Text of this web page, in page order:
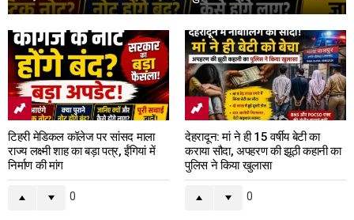
टिहरी मेडिकल कॉलेज पर सांसद माला
राज्य लक्ष्मी शाह का बड़ा पत्र, ईंगियां में
निर्माण की मांग
0
देहरादून: मां ने ही 15 वर्षीय बेटी का
कराया सौदा, अपहरण की झूठी कहानी का
पुलिस ने किया खुलासा
0